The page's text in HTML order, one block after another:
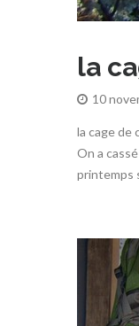
la
10
la cage de
On a
printemps